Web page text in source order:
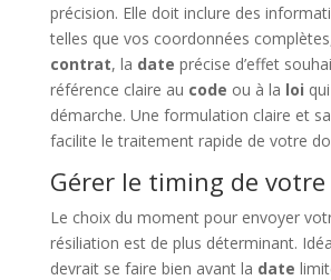
précision. Elle doit inclure des
telles que vos coordonnées
contrat, la date précise d’effet
référence claire au code ou à la loi
démarche. Une formulation claire et
facilite le traitement rapide de votre
Gérer le timing de
Le choix du moment pour envoyer
résiliation est de plus déterminant.
devrait se faire bien avant la date